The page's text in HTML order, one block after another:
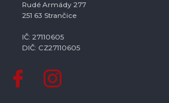
Rudé Armády 277
251 63 Strančice
IČ: 27110605
DIČ: CZ27110605